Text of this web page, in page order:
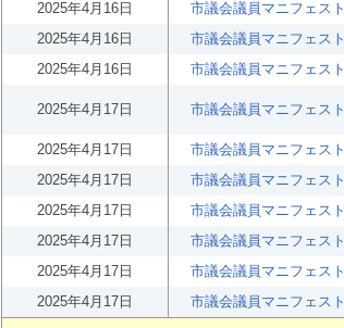
2025年4月16日
市議会議員マニフェスト
2025年4月16日
市議会議員マニフェスト
2025年4月16日
市議会議員マニフェスト
2025年4月17日 市議会議員マニフェスト
2025年4月17日 市議会議員マニフェスト
2025年4月17日
市議会議員マニフェスト
2025年4月17日
市議会議員マニフェスト
2025年4月17日
市議会議員マニフェスト
2025年4月17日
市議会議員マニフェスト
2025年4月17日
市議会議員マニフェスト